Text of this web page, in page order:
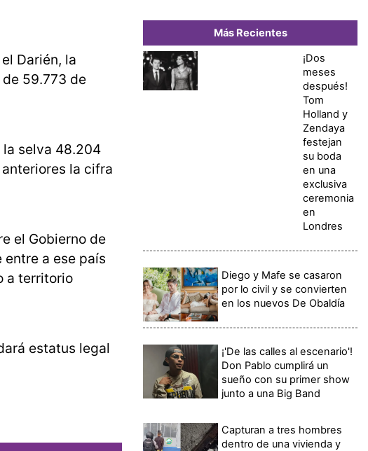
Darién, la
59.773 de
la selva 48.204
la cifra
el Gobierno de
a ese país
a territorio
estatus legal
Más Recientes
¡Dos
meses
después!
Tom
Holland y
Zendaya
festejan
su boda
en una
exclusiva
ceremonia
en
Londres
Diego y Mafe se casaron
por lo civil y se convierten
en los nuevos De Obaldía
¡'De las calles al escenario'!
Don Pablo cumplirá un
sueño con su primer show
junto a una Big Band
Capturan a tres hombres
dentro de una vivienda y